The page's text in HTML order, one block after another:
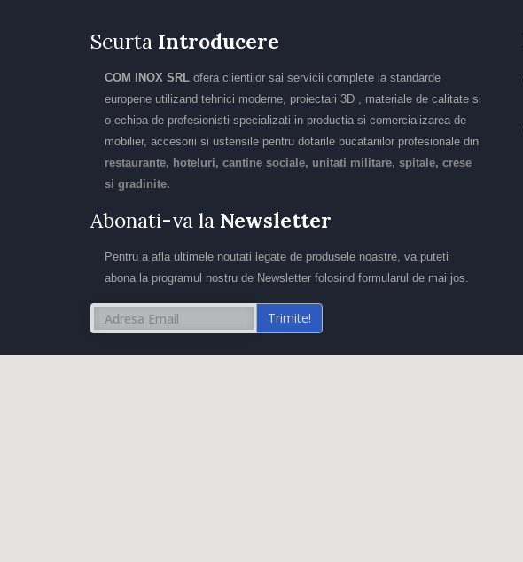
Scurta Introducere
COM INOX SRL ofera clientilor sai servicii complete la standarde
europene utilizand tehnici moderne, proiectari 3D , materiale de calitate si
o echipa de profesionisti specializati in productia si comercializarea de
mobilier, accesorii si ustensile pentru dotarile bucatariilor profesionale din
restaurante, hoteluri, cantine sociale, unitati militare, spitale, crese
si gradinite.
Abonati-va la Newsletter
Pentru a afla ultimele noutati legate de produsele noastre, va puteti
abona la programul nostru de Newsletter folosind formularul de mai jos.
Trimite!